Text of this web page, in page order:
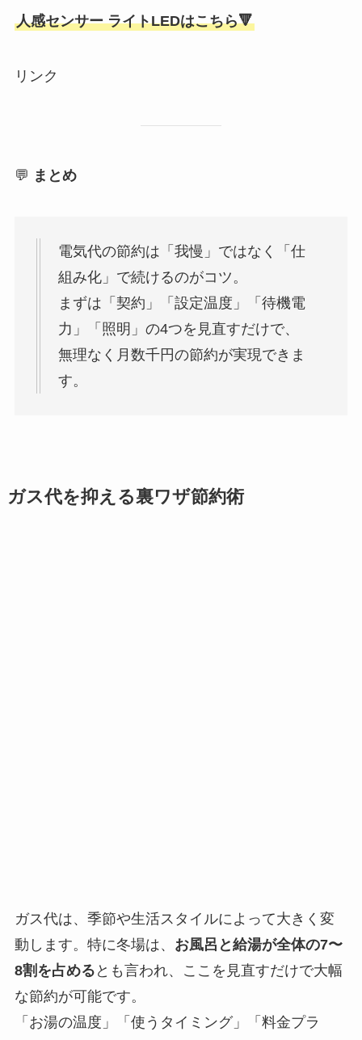
人感センサー ライトLEDはこちら🔻
リンク
💬 まとめ
電気代の節約は「我慢」ではなく「仕
組み化」で続けるのがコツ。
まずは「契約」「設定温度」「待機電
力」「照明」の4つを見直すだけで、
無理なく月数千円の節約が実現できま
す。
ガス代を抑える裏ワザ節約術
ガス代は、季節や生活スタイルによって大きく変
動します。特に冬場は、 お風呂と給湯が全体の7〜
8割を占める とも言われ、ここを見直すだけで大幅
な節約が可能です。
「お湯の温度」「使うタイミング」「料金プラ